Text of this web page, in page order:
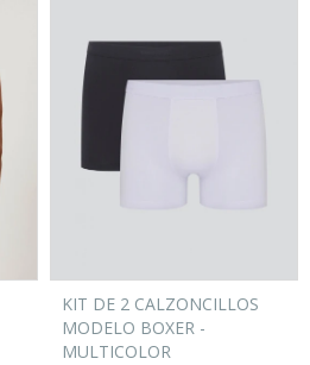
KIT DE 2 CALZONCILLOS
MODELO BOXER -
MULTICOLOR